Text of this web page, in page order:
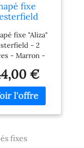
fixe
70 cm - 2
-
fixe "Aliza"
- 2
- Marron -
70 cm -
en PU
- Design
- Pieds en
€
fixes